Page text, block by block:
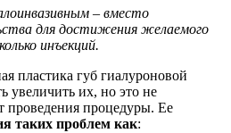
– вместо
для достижения желаемого
инъекций.
пластика губ гиалуроновой
увеличить их, но это не
проведения процедуры. Ее
таких проблем как: